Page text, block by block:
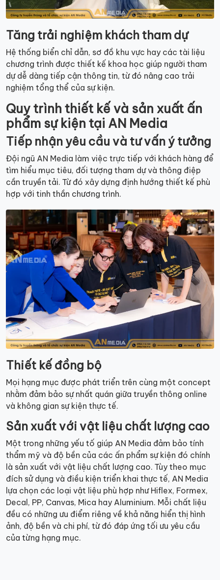
Tăng trải nghiệm khách tham dự
Hệ thống biển chỉ dẫn, sơ đồ khu vực hay các tài liệu
chương trình được thiết kế khoa học giúp người tham
dự dễ dàng tiếp cận thông tin, từ đó nâng cao trải
nghiệm tổng thể của sự kiện.
Quy trình thiết kế và sản xuất ấn
phẩm sự kiện tại AN Media
Tiếp nhận yêu cầu và tư vấn ý tưởng
Đội ngũ AN Media làm việc trực tiếp với khách hàng để
tìm hiểu mục tiêu, đối tượng tham dự và thông điệp
cần truyền tải. Từ đó xây dựng định hướng thiết kế phù
hợp với tinh thần chương trình.
Thiết kế đồng bộ
Mọi hạng mục được phát triển trên cùng một concept
nhằm đảm bảo sự nhất quán giữa truyền thông online
và không gian sự kiện thực tế.
Sản xuất với vật liệu chất lượng cao
Một trong những yếu tố giúp AN Media đảm bảo tính
thẩm mỹ và độ bền của các ấn phẩm sự kiện đó chính
là sản xuất với vật liệu chất lượng cao. Tùy theo mục
đích sử dụng và điều kiện triển khai thực tế, AN Media
lựa chọn các loại vật liệu phù hợp như Hiflex, Formex,
Decal, PP, Canvas, Mica hay Aluminium. Mỗi chất liệu
đều có những ưu điểm riêng về khả năng hiển thị hình
ảnh, độ bền và chi phí, từ đó đáp ứng tối ưu yêu cầu
của từng hạng mục.